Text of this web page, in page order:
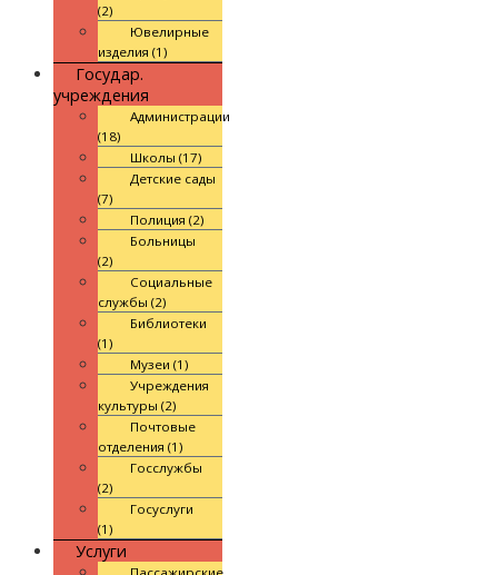
(2)
Ювелирные
изделия (1)
Государ.
учреждения
Администрации
(18)
Школы (17)
Детские сады
(7)
Полиция (2)
Больницы
(2)
Социальные
службы (2)
Библиотеки
(1)
Музеи (1)
Учреждения
культуры (2)
Почтовые
отделения (1)
Госслужбы
(2)
Госуслуги
(1)
Услуги